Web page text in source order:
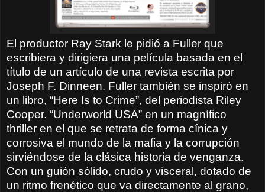
El productor Ray Stark le pidió a Fuller que
escribiera y dirigiera una película basada en el
título de un artículo de una revista escrita por
Joseph F. Dinneen. Fuller también se inspiró en
un libro, “Here Is to Crime”, del periodista Riley
Cooper. “Underworld USA” en un magnífico
thriller en el que se retrata de forma cínica y
corrosiva el mundo de la mafia y la corrupción
sirviéndose de la clásica historia de venganza.
Con un guión sólido, crudo y visceral, dotado de
un ritmo frenético que va directamente al grano,